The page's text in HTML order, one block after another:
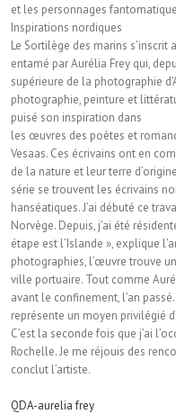
et les personnages
Inspirations nordiques
Le Sortilège des marins
entamé par Aurélia Frey qui,
supérieure de la photographie
photographie, peinture et
puisé son inspiration dans
les œuvres des poètes et
Vesaas. Ces écrivains ont en
de la nature et leur terre
série se trouvent les écrivains
hanséatiques. J’ai débuté ce
Norvège. Depuis, j’ai été
étape est l’Islande », explique
photographies, l’œuvre trouve
ville portuaire. Tout comme
avant le confinement, l’an
représente un moyen privilégié
C’est la seconde fois que j’ai
Rochelle. Je me réjouis des
conclut l’artiste.
QDA-aurelia frey